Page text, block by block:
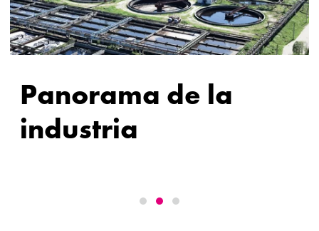
Panorama de la
industria